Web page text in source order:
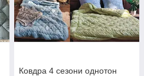
Ковдра 4 сезони однотон